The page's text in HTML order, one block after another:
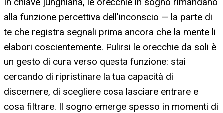
alla funzione percettiva dell'inconscio — la parte di
te che registra segnali prima ancora che la mente li
elabori coscientemente. Pulirsi le orecchie da soli è
un gesto di cura verso questa funzione: stai
cercando di ripristinare la tua capacità di
discernere, di scegliere cosa lasciare entrare e
cosa filtrare. Il sogno emerge spesso in momenti di